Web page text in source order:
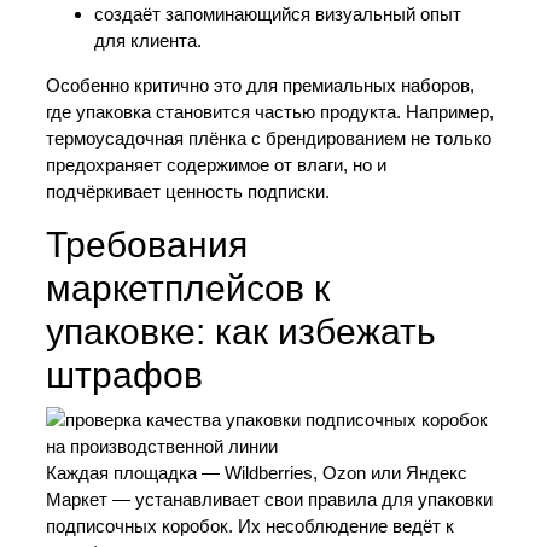
создаёт запоминающийся визуальный опыт
для клиента.
Особенно критично это для премиальных наборов,
где упаковка становится частью продукта. Например,
термоусадочная плёнка с брендированием не только
предохраняет содержимое от влаги, но и
подчёркивает ценность подписки.
Требования
маркетплейсов к
упаковке: как избежать
штрафов
Каждая площадка — Wildberries, Ozon или Яндекс
Маркет — устанавливает свои правила для упаковки
подписочных коробок. Их несоблюдение ведёт к